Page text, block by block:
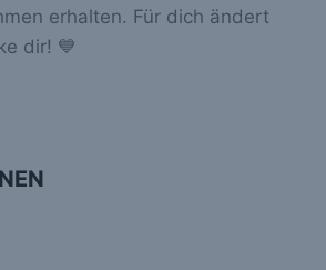
erhalten. Für dich ändert
dir! 💙